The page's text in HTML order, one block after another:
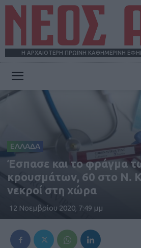
Η ΑΡΧΑΙΟΤΕΡΗ ΠΡΩΪΝΗ ΚΑΘΗΜΕΡΙΝΗ
ΕΛΛΑΔΑ
Έσπασε και το φράγμα
κρουσμάτων, 60 στο Ν.
νεκροί στη χώρα
12 Νοεμβρίου 2020, 7:49 μμ